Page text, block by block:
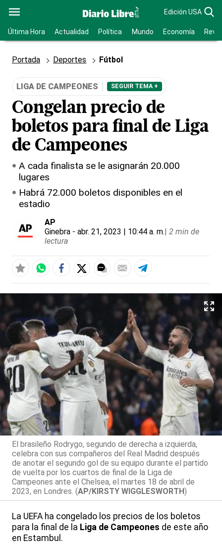
Edición USA
Última Hora Actualidad Política Mundo Economía
Portada Deportes Fútbol
LIGA DE CAMPEONES SEGUIR TEMA +
Congelan precio de
boletos para final de Liga
de Campeones
A cada finalista se le asignarán 20.000
lugares
Habrá 72.000 boletos disponibles en el
estadio
AP
Ginebra - abr. 21, 2023 | 10:44 a. m.| 2 min de
lectura
El brasileño Rodrygo, segundo de derecha a izquierda,
celebra con sus compañeros del Real Madrid después
de anotar el segundo gol de su equipo durante el partido
de vuelta por los cuartos de final de la Liga de
Campeones ante el Chelsea, el martes 18 de abril de
2023, en Londres. (AP/KIRSTY WIGGLESWORTH)
La UEFA ha congelado los precios de los boletos
para la final de la Liga de Campeones de este año
en Estambul.